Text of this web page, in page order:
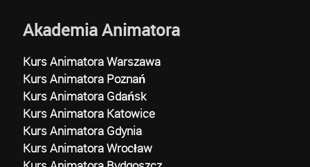
Akademia Animatora
Kurs Animatora Warszawa
Kurs Animatora Poznań
Kurs Animatora Gdańsk
Kurs Animatora Katowice
Kurs Animatora Gdynia
Kurs Animatora Wrocław